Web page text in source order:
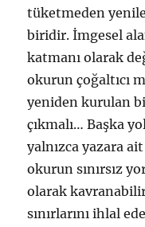
tüketmeden
biridir. İmgesel
katmanı olarak
okurun çoğaltıcı
yeniden kurulan
çıkmalı… Başka
yalnızca yazara
okurun sınırsız
olarak
sınırlarını ihlal